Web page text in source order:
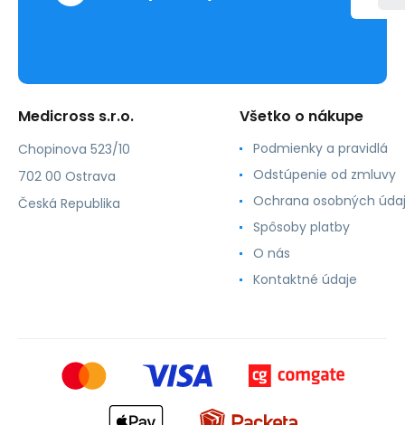
Medicross s.r.o.
Chopinova 523/10
702 00 Ostrava
Česká Republika
Všetko o nákupe
Podmienky a pravidlá
Odstúpenie od zmluvy
Ochrana osobných
Spôsoby platby
O nás
Kontaktné údaje